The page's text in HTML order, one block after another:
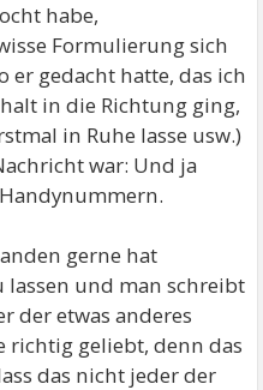
habe,
Formulierung sich
er gedacht hatte, das ich
in die Richtung ging,
in Ruhe lasse usw.)
war: Und ja
gerne hat
lassen und man schreibt
der etwas anderes
richtig geliebt, denn das
das nicht jeder der